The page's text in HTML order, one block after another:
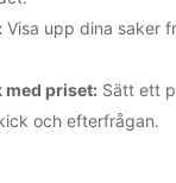
Visa upp dina saker
med priset:Sätt ett
och efterfrågan.